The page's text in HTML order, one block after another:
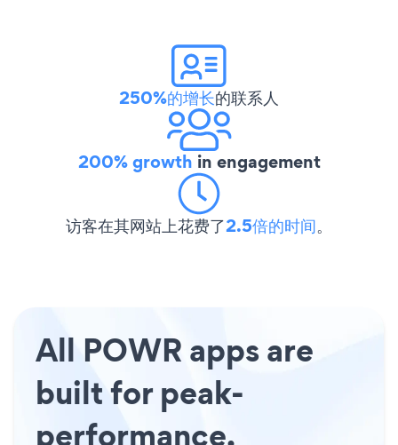
250%的增长的联系人
200% growth in engagement
访客在其网站上花费了2.5倍的时间。
All POWR apps are
built for peak-
performance.